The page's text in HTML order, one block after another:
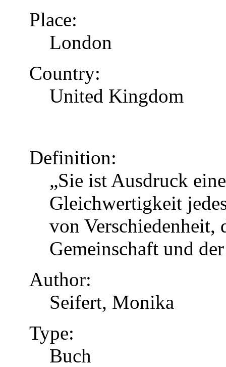
Place:
London
Country:
United Kingdom
Definition:
„Sie ist Ausdruck
Gleichwertigkeit
von Verschiedenheit,
Gemeinschaft und
Author:
Seifert, Monika
Type:
Buch